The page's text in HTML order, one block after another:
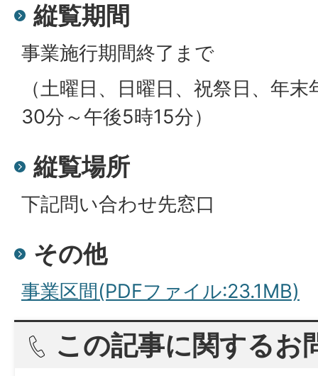
縦覧期間
事業施行期間終了まで
（土曜日、日曜日、祝祭日、年
30分～午後5時15分）
縦覧場所
下記問い合わせ先窓口
その他
事業区間(PDFファイル:23.1MB)
この記事に関するお